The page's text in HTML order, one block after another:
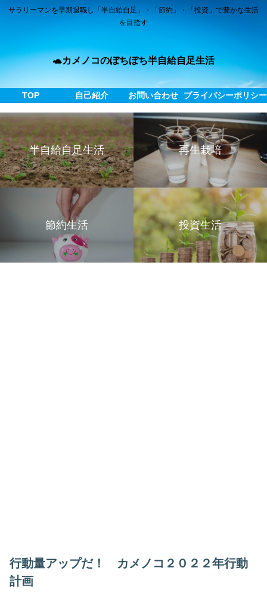
サラリーマンを早期退職し「半自給自足」・「節約」・「投資」で豊かな生活
を目指す
🐢カメノコのぼちぼち半自給自足生活
TOP 自己紹介 お問い合わせ プライバシーポリシー
半自給自足生活 再生栽培
節約生活 投資生活
行動量アップだ！ カメノコ２０２２年行動
計画